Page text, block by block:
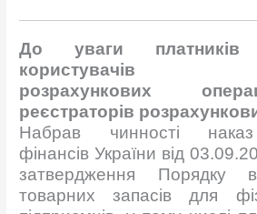
До уваги платників
користувачів
розрахункових
реєстраторів
Набрав чинності наказ
фінансів України від
затвердження Порядку
товарних запасів для